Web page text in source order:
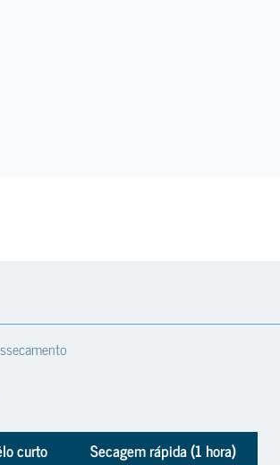
curto
Secagem rápida (1 hora)